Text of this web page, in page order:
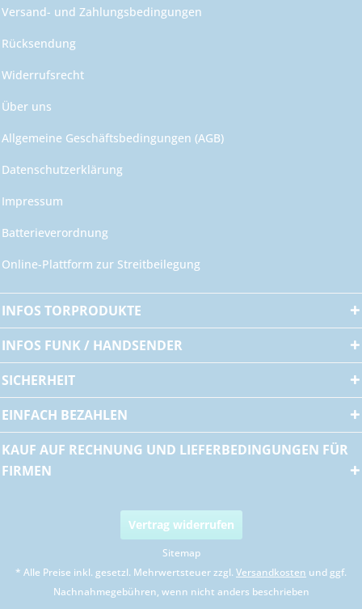
Versand- und Zahlungsbedingungen
Rücksendung
Widerrufsrecht
Über uns
Allgemeine Geschäftsbedingungen (AGB)
Datenschutzerklärung
Impressum
Batterieverordnung
Online-Plattform zur Streitbeilegung
INFOS TORPRODUKTE
INFOS FUNK / HANDSENDER
SICHERHEIT
EINFACH BEZAHLEN
KAUF AUF RECHNUNG UND LIEFERBEDINGUNGEN FÜR
FIRMEN
Vertrag widerrufen
Sitemap
* Alle Preise inkl. gesetzl. Mehrwertsteuer zzgl. Versandkosten und ggf.
Nachnahmegebühren, wenn nicht anders beschrieben